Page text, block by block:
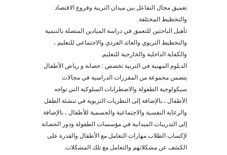
تعميق مجال التفاعل بين ميدان التربية وفروع الاقتصاد
والتخطيط المختلفة .
تأهيل الباحثين للتعمق في دراسة الميادين المتصلة بالتنمية
والتخطيط التربوي والعائد الفردي والاجتماعي للتعليم ،
والكفاية الداخلية والخارجية للتعليم.
الدبلوم المهنية في التربية تخصص : حضانة و رياض الأطفال
يتضمن مجموعة من المقررات الدراسية في مجالات
سيكولوجية الطفولة والاضطرابات السلوكية التي تواجه
الأطفال ، بالإضافة إلى النظريات التربوية في تنشئة الطفل
والرعاية النفسية والاجتماعية والجسمية للأطفال ، بالإضافة
إلى التدريبات الميدانية في مؤسسات الطفولة ودور الحضانة
لإكساب الطلاب مهارات التعامل مع الأطفال والقدرة على
الكشف عن مشكلاتهم والتعامل مع تلك المشكلات.